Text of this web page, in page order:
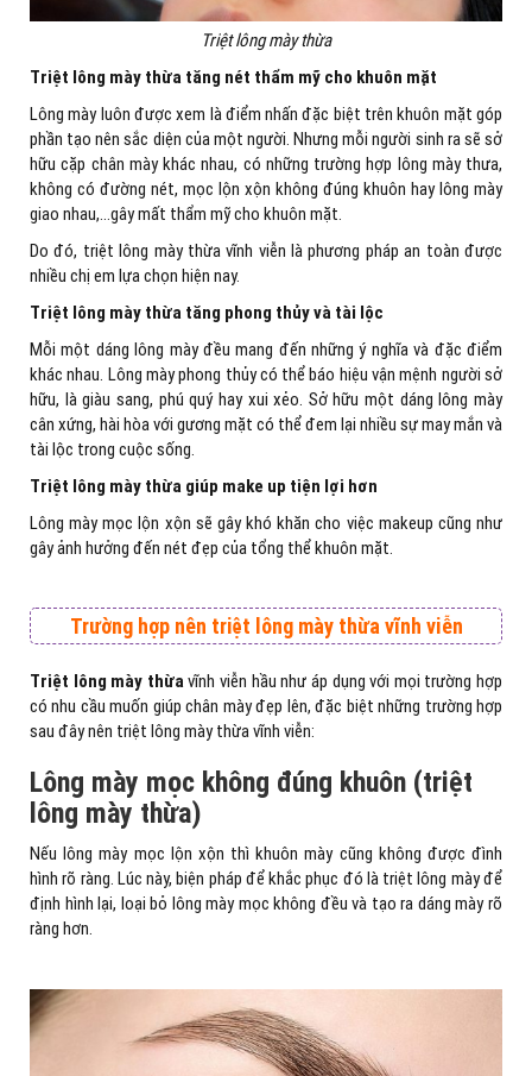
Triệt lông mày thừa
Triệt lông mày thừa tăng nét thẩm mỹ cho khuôn mặt
Lông mày luôn được xem là điểm nhấn đặc biệt trên khuôn mặt góp
phần tạo nên sắc diện của một người. Nhưng mỗi người sinh ra sẽ sở
hữu cặp chân mày khác nhau, có những trường hợp lông mày thưa,
không có đường nét, mọc lộn xộn không đúng khuôn hay lông mày
giao nhau,…gây mất thẩm mỹ cho khuôn mặt.
Do đó, triệt lông mày thừa vĩnh viễn là phương pháp an toàn được
nhiều chị em lựa chọn hiện nay.
Triệt lông mày thừa tăng phong thủy và tài lộc
Mỗi một dáng lông mày đều mang đến những ý nghĩa và đặc điểm
khác nhau. Lông mày phong thủy có thể báo hiệu vận mệnh người sở
hữu, là giàu sang, phú quý hay xui xẻo. Sở hữu một dáng lông mày
cân xứng, hài hòa với gương mặt có thể đem lại nhiều sự may mắn và
tài lộc trong cuộc sống.
Triệt lông mày thừa giúp make up tiện lợi hơn
Lông mày mọc lộn xộn sẽ gây khó khăn cho việc makeup cũng như
gây ảnh hưởng đến nét đẹp của tổng thể khuôn mặt.
Trường hợp nên triệt lông mày thừa vĩnh viễn
Triệt lông mày thừavĩnh viễn hầu như áp dụng với mọi trường hợp
có nhu cầu muốn giúp chân mày đẹp lên, đặc biệt những trường hợp
sau đây nên triệt lông mày thừa vĩnh viễn:
Lông mày mọc không đúng khuôn (triệt
lông mày thừa)
Nếu lông mày mọc lộn xộn thì khuôn mày cũng không được đình
hình rõ ràng. Lúc này, biện pháp để khắc phục đó là triệt lông mày để
định hình lại, loại bỏ lông mày mọc không đều và tạo ra dáng mày rõ
ràng hơn.